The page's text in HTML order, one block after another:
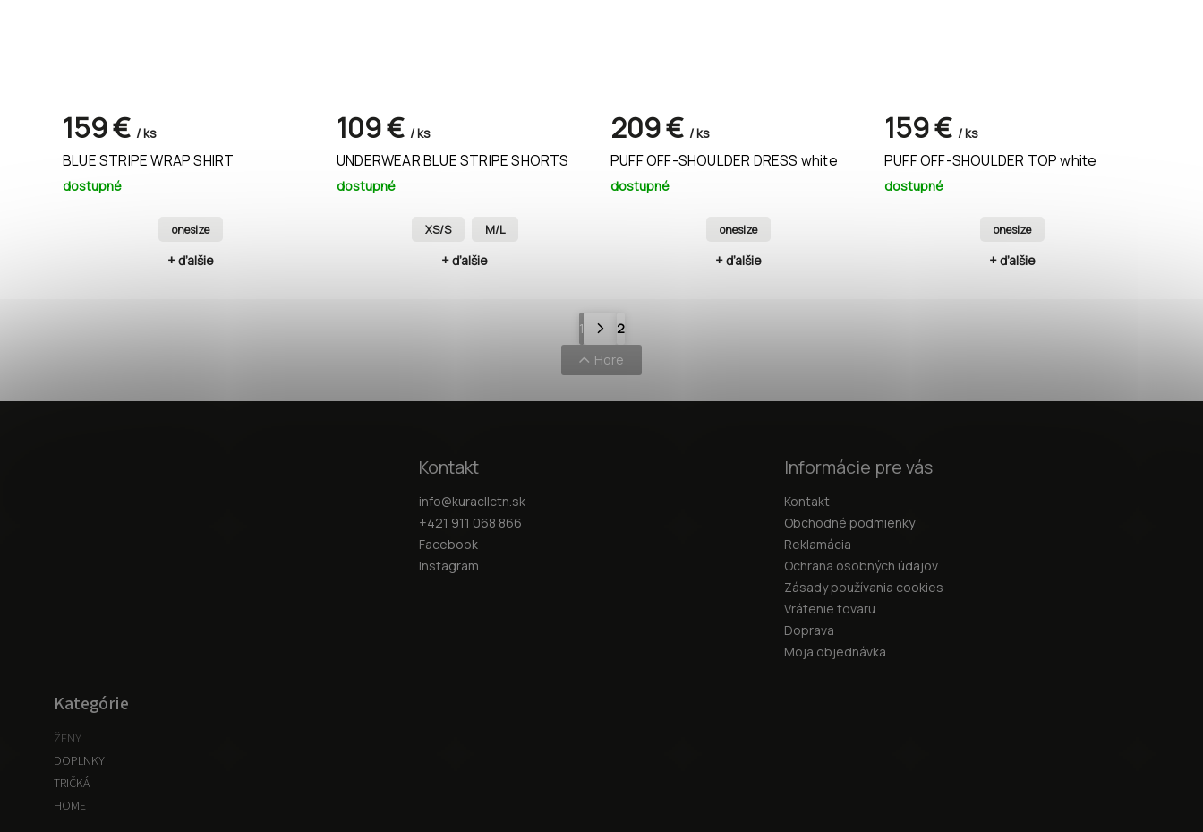
BLUE STRIPE WRAP SHIRT
dostupné
159 € / ks
onesize
+ ďalšie
UNDERWEAR BLUE STRIPE SHORTS
dostupné
109 € / ks
XS/S M/L
+ ďalšie
PUFF OFF-SHOULDER DRESS white
dostupné
209 € / ks
onesize
+ ďalšie
PUFF OFF-SHOULDER TOP white
dostupné
159 € / ks
onesize
+ ďalšie
1
2
Hore
Kontakt
info@kuracllctn.sk
+421 911 068 866
Facebook
Instagram
Informácie pre vás
Kontakt
Obchodné podmienky
Reklamácia
Ochrana osobných údajov
Zásady používania cookies
Vrátenie tovaru
Doprava
Moja objednávka
Kategórie
ŽENY
DOPLNKY
TRIČKÁ
HOME